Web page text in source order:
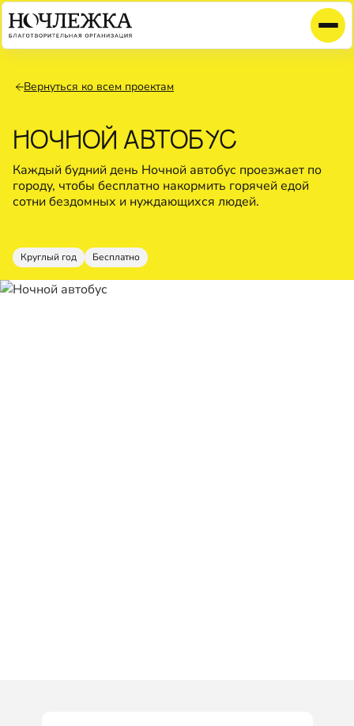
Вернуться ко всем проектам
НОЧНОЙ АВТОБУС
Каждый будний день Ночной автобус проезжает по
городу, чтобы бесплатно накормить горячей едой
сотни бездомных и нуждающихся людей.
Круглый год Бесплатно